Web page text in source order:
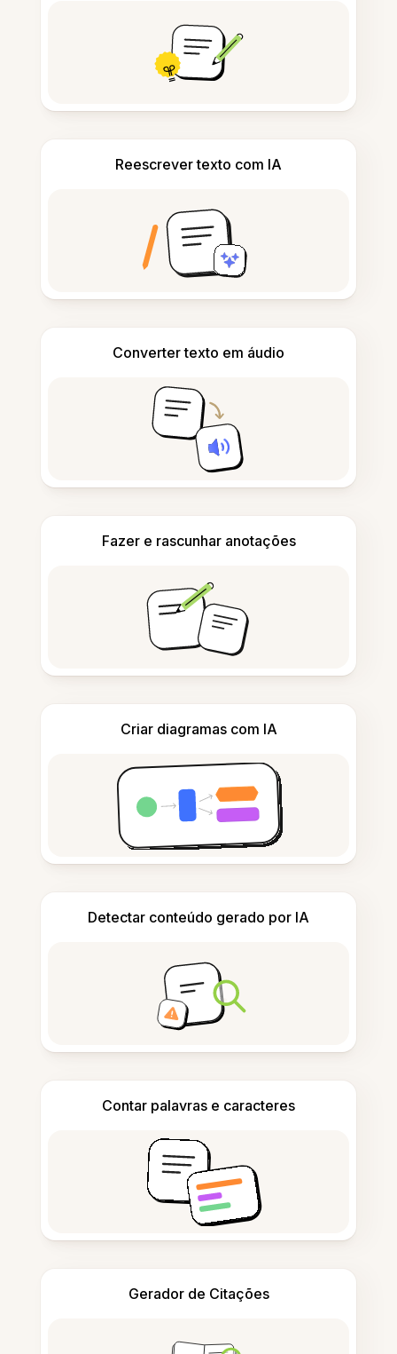
Reescrever texto com IA
Converter texto em áudio
Fazer e rascunhar anotações
Criar diagramas com IA
Detectar conteúdo gerado por IA
Contar palavras e caracteres
Gerador de Citações